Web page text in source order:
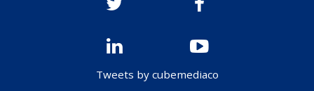
Tweets by cubemediaco